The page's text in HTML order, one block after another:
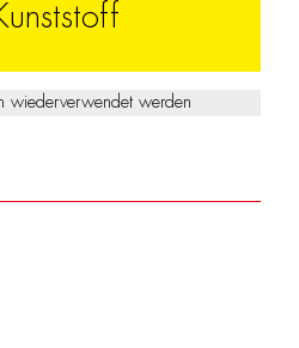
wiederverwendet werden